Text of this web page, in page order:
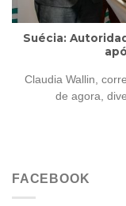
Suécia:
Claudia Wallin,
de agora,
FACEBOOK